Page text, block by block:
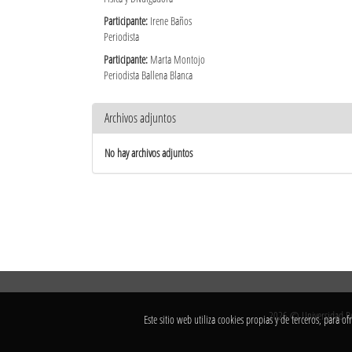
Participante: Irene Baños
Periodista
Participante: Marta Montojo
Periodista Ballena Blanca
Archivos adjuntos
No hay archivos adjuntos
2026 © Universidad
Este sitio web utiliza cookies propias y de terceros, para